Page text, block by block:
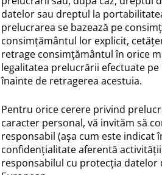
datelor sau dreptul la
prelucrarea se bazează pe
consimțământul lor explicit,
retrage consimțământul în orice
legalitatea prelucrării efectuate
înainte de retragerea acestuia.
Pentru orice cerere privind
caracter personal, vă invităm să
responsabil (așa cum este indicat
confidențialitate aferentă
responsabilul cu protecția